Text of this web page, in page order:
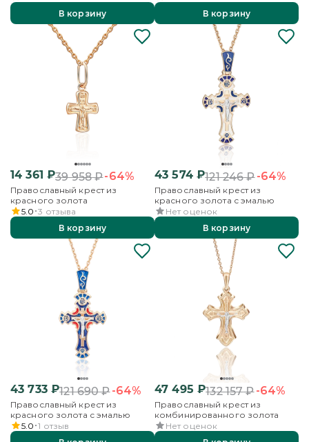
В корзину
В корзину
14 361 ₽39 958₽-64%
Православный крест из
красного золота
5.0 3 отзыва
В корзину
43 574₽121 246₽-64%
Православный крест из
красного золота с эмалью
Нет оценок
В корзину
43 733₽121 690₽-64%
Православный крест из
красного золота с эмалью
5.0 1 отзыв
47 495 ₽132 157₽-64%
Православный крест из
комбинированного золота
Нет оценок